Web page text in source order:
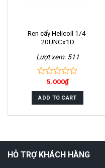
Ren cấy Helicoil 1/4-
20UNCx1D
Lượt xem: 511
out
of
5
5.000₫
ADD TO CART
HỖ TRỢ KHÁCH HÀNG